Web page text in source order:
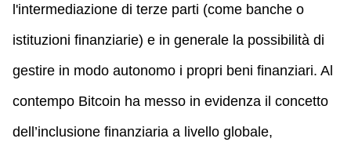
l'intermediazione di terze parti (come banche o
istituzioni finanziarie) e in generale la possibilità di
gestire in modo autonomo i propri beni finanziari. Al
contempo Bitcoin ha messo in evidenza il concetto
dell’inclusione finanziaria a livello globale,